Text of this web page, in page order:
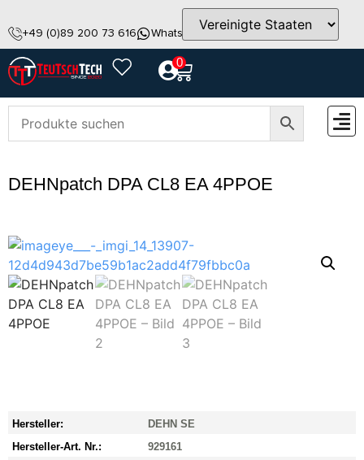
+49 (0)89 200 73 616 WhatsApp info@teutschtech.com
0
DEHNpatch DPA CL8 EA 4PPOE
Hersteller:
DEHN SE
Hersteller-Art. Nr.:
929161